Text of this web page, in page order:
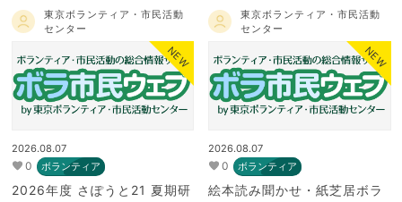
東京ボランティア・市民活動
センター
NEW
2026.08.07
0 ボランティア
2026年度 さぽうと21 夏期研
東京ボランティア・市民活動
センター
NEW
2026.08.07
0 ボランティア
絵本読み聞かせ・紙芝居ボラ